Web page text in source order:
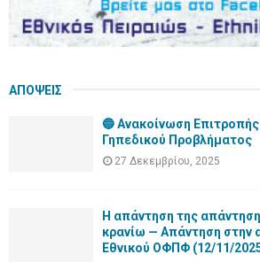
ΑΠΟΨΕΙΣ
🔵 Ανακοίνωση
Γηπεδικού Προβλήματος
27 Δεκεμβρίου, 2025
Η απάντηση της
κρανίω — Απάντηση στην
Εθνικού ΟΦΠΦ (12/11/